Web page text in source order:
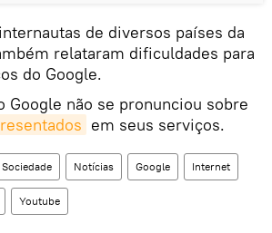
de diversos países da
relataram dificuldades para
do Google.
Google não se pronunciou sobre
em seus serviços.
Sociedade Notícias Google Internet
Youtube